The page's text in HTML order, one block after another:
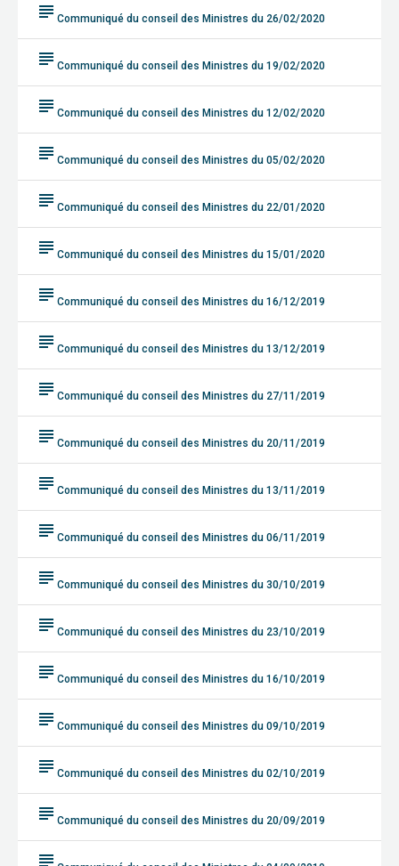
subject Communiqué du conseil des Ministres du 26/02/2020
subject Communiqué du conseil des Ministres du 19/02/2020
subject Communiqué du conseil des Ministres du 12/02/2020
subject Communiqué du conseil des Ministres du 05/02/2020
subject Communiqué du conseil des Ministres du 22/01/2020
subject Communiqué du conseil des Ministres du 15/01/2020
subject Communiqué du conseil des Ministres du 16/12/2019
subject Communiqué du conseil des Ministres du 13/12/2019
subject Communiqué du conseil des Ministres du 27/11/2019
subject Communiqué du conseil des Ministres du 20/11/2019
subject Communiqué du conseil des Ministres du 13/11/2019
subject Communiqué du conseil des Ministres du 06/11/2019
subject Communiqué du conseil des Ministres du 30/10/2019
subject Communiqué du conseil des Ministres du 23/10/2019
subject Communiqué du conseil des Ministres du 16/10/2019
subject Communiqué du conseil des Ministres du 09/10/2019
subject Communiqué du conseil des Ministres du 02/10/2019
subject Communiqué du conseil des Ministres du 20/09/2019
subject